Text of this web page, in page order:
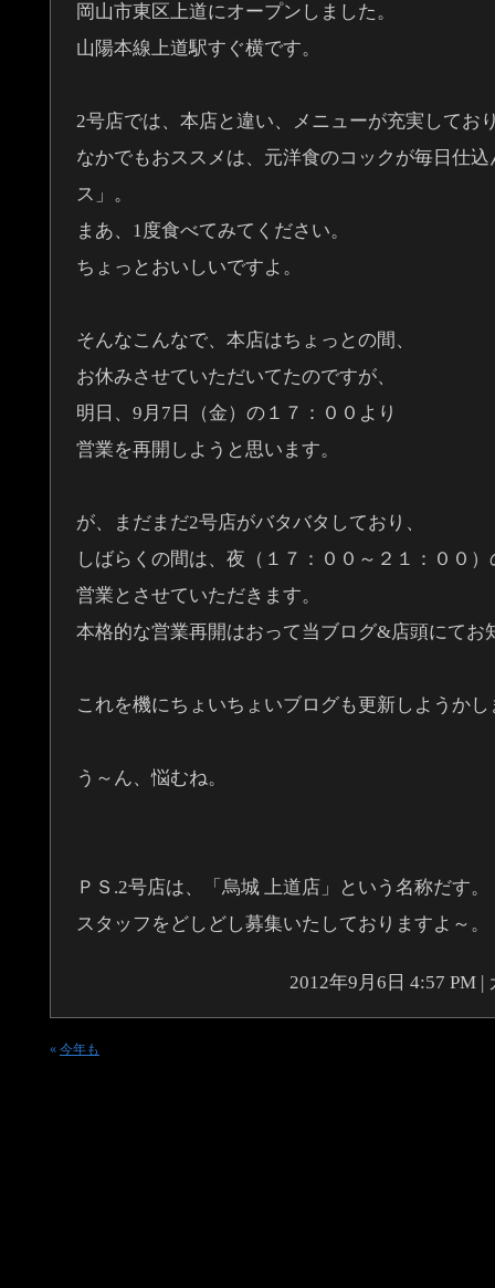
岡山市東区上道にオープンしました。
山陽本線上道駅すぐ横です。
2号店では、本店と違い、メニューが充実してお
なかでもおススメは、元洋食のコックが毎日仕
ス」。
まあ、1度食べてみてください。
ちょっとおいしいですよ。
そんなこんなで、本店はちょっとの間、
お休みさせていただいてたのですが、
明日、9月7日（金）の１７：００より
営業を再開しようと思います。
が、まだまだ2号店がバタバタしており、
しばらくの間は、夜（１７：００～２１：００）
営業とさせていただきます。
本格的な営業再開はおって当ブログ&店頭にてお
これを機にちょいちょいブログも更新しようか
う～ん、悩むね。
ＰＳ.2号店は、「烏城 上道店」という名称だす。
スタッフをどしどし募集いたしておりますよ～。
2012年9月6日 4:57 PM |
« 今年も